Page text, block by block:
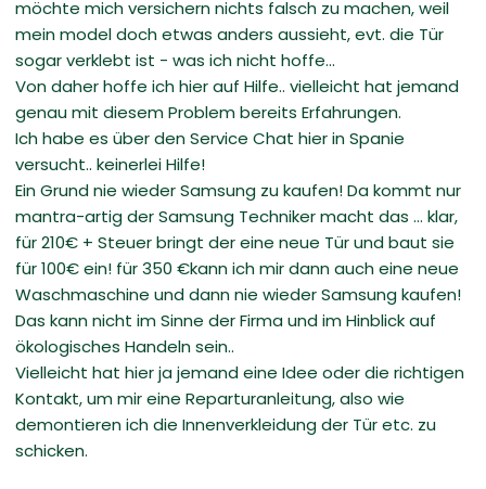
möchte mich versichern nichts falsch zu machen, weil
mein model doch etwas anders aussieht, evt. die Tür
sogar verklebt ist - was ich nicht hoffe...
Von daher hoffe ich hier auf Hilfe.. vielleicht hat jemand
genau mit diesem Problem bereits Erfahrungen.
Ich habe es über den Service Chat hier in Spanie
versucht.. keinerlei Hilfe!
Ein Grund nie wieder Samsung zu kaufen! Da kommt nur
mantra-artig der Samsung Techniker macht das ... klar,
für 210€ + Steuer bringt der eine neue Tür und baut sie
für 100€ ein! für 350 €kann ich mir dann auch eine neue
Waschmaschine und dann nie wieder Samsung kaufen!
Das kann nicht im Sinne der Firma und im Hinblick auf
ökologisches Handeln sein..
Vielleicht hat hier ja jemand eine Idee oder die richtigen
Kontakt, um mir eine Reparturanleitung, also wie
demontieren ich die Innenverkleidung der Tür etc. zu
schicken.